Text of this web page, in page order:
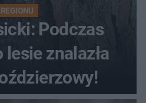
Podczas
znalazła